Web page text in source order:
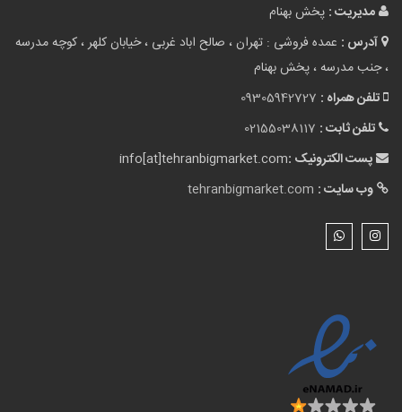
مدیریت : پخش بهنام
آدرس : عمده فروشی : تهران ، صالح اباد غربی ، خیابان کلهر ، کوچه مدرسه
، جنب مدرسه ، پخش بهنام
تلفن همراه : 09305942727
تلفن ثابت : 02155038117
پست الکترونیک :info[at]tehranbigmarket.com
وب سایت : tehranbigmarket.com